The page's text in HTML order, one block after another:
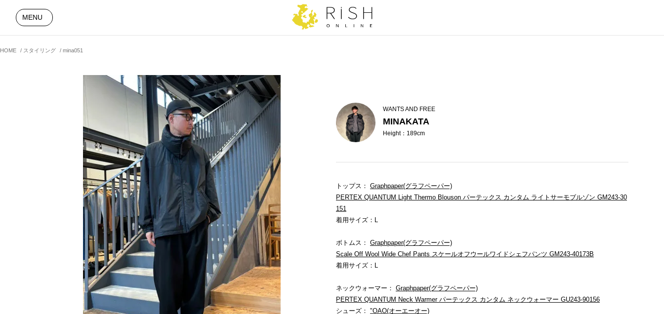
MENU
HOME スタイリング mina051
WANTS AND FREE
MINAKATA
Height：189cm
トップス： Graphpaper(グラフペーパー)
PERTEX QUANTUM Light Thermo Blouson パーテックス カンタム ライトサーモブルゾン GM243-30
151
着用サイズ：L
ボトムス： Graphpaper(グラフペーパー)
Scale Off Wool Wide Chef Pants スケールオフウールワイドシェフパンツ GM243-40173B
着用サイズ：L
ネックウォーマー： Graphpaper(グラフペーパー)
PERTEX QUANTUM Neck Warmer パーテックス カンタム ネックウォーマー GU243-90156
シューズ： "OAO(オーエーオー)